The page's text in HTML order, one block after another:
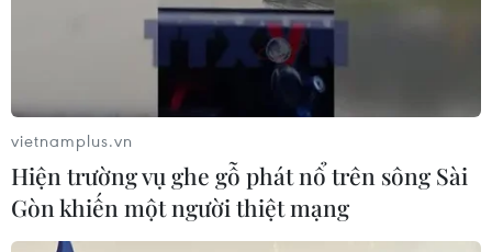
vietnamplus.vn
Hiện trường vụ ghe gỗ phát nổ trên sông Sài
Gòn khiến một người thiệt mạng